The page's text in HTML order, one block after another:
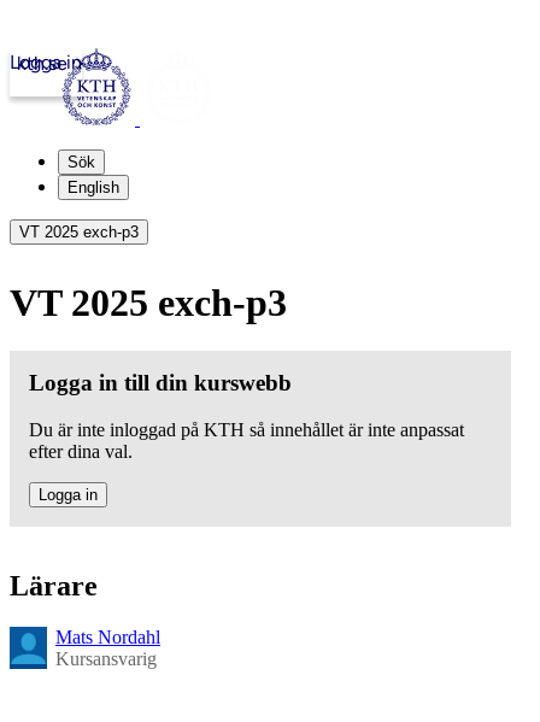
kth.se
Logga in
Sök
English
VT 2025 exch-p3
VT 2025 exch-p3
Logga in till din kurswebb
Du är inte inloggad på KTH så innehållet är inte anpassat
efter dina val.
Logga in
Lärare
Mats Nordahl
Kursansvarig